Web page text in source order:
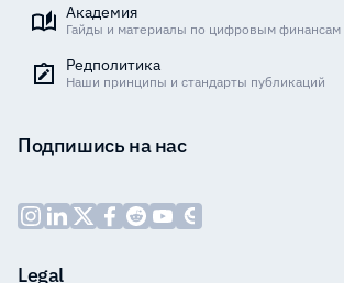
Академия
Гайды и материалы по цифровым финансам
Редполитика
Наши принципы и стандарты публикаций
Подпишись на нас
Legal